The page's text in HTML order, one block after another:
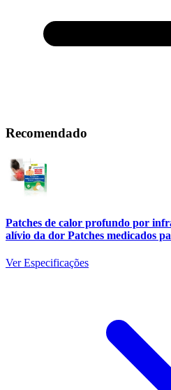
Recomendado
Patches de calor profundo por
alívio da dor Patches medicados
Ver Especificações